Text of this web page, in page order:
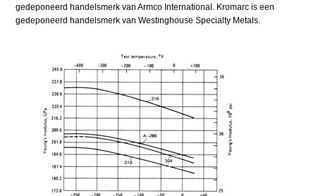
gedeponeerd handelsmerk van Armco International. Kromarc is een
gedeponeerd handelsmerk van Westinghouse Specialty Metals.